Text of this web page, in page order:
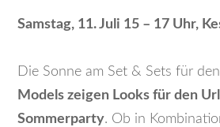
Samstag, 11. Juli 15 – 17 Uhr,
Die Sonne am Set & Sets für
Models zeigen Looks für den
Sommerparty. Ob in